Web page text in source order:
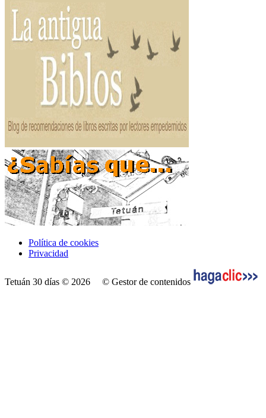
Política de cookies
Privacidad
Tetuán 30 días © 2026 © Gestor de contenidos